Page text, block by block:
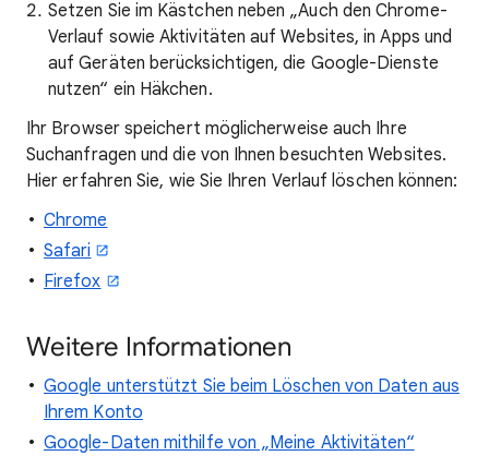
Setzen Sie im Kästchen neben „Auch den Chrome-
Verlauf sowie Aktivitäten auf Websites, in Apps und
auf Geräten berücksichtigen, die Google-Dienste
nutzen“ ein Häkchen.
Ihr Browser speichert möglicherweise auch Ihre
Suchanfragen und die von Ihnen besuchten Websites.
Hier erfahren Sie, wie Sie Ihren Verlauf löschen können:
Chrome
Safari
Firefox
Weitere Informationen
Google unterstützt Sie beim Löschen von Daten aus
Ihrem Konto
Google-Daten mithilfe von „Meine Aktivitäten“